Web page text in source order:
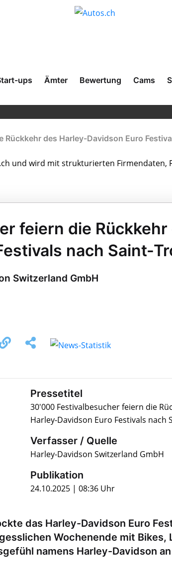
ups Ämter Bewertung Cams
des Harley-Davidson Euro
und wird mit strukturierten
feiern die Rückkehr
nach Saint-
Switzerland GmbH
Pressetitel
30'000 Festivalbesucher feiern die
Harley-Davidson Euro Festivals nach
Verfasser / Quelle
Harley-Davidson Switzerland GmbH
Publikation
24.10.2025 | 08:36 Uhr
das Harley-Davidson Euro
Wochenende mit Bikes,
namens Harley-Davidson